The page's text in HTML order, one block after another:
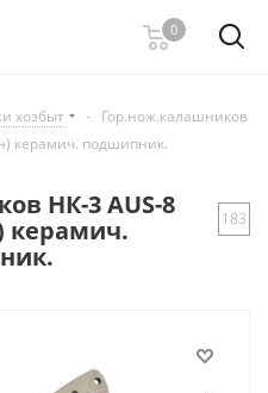
0
хозбыт -
Гор.нож.калашников
керамич. подшипник.
НК-3 AUS-8
керамич.
183